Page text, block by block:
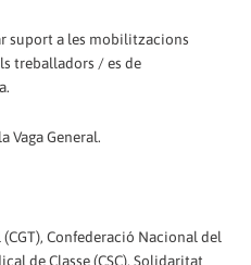
suport a les mobilitzacions
treballadors / es de
Vaga General.
Confederació Nacional del
de Classe (CSC), Solidaritat